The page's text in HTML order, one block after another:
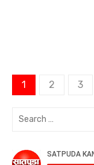
Posts
1 2 3
Search